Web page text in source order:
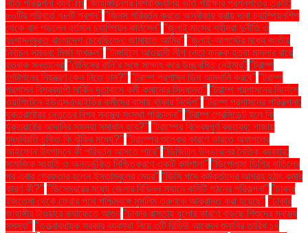
নীতি পরিকল্পনা ব্যর্থ"m "জাহাঙ্গীরনগর বিশ্ববিদ্যালয় ভর্তি পরীক্ষার প্রশ্নপত্রে ত্রুটি:
৮০টির পরিবর্তে ৭৮টি প্রশ্ন" "জিনস পরিবর্তন করতে অস্বীকার করায় দাবা চ্যাম্পিয়নশিপ
থেকে বাদ পড়লেন বর্তমান চ্যাম্পিয়ন কার্লসেন" "জুলাই মাসের শহীদরা দুর্নীতি ও
দুঃশাসনমুক্ত বাংলাদেশ চেয়েছিলেন: জামায়াত আমির" "জুলাই-আগস্টের মধ্যে জাতীয়
নির্বাচন সম্ভব: মির্জা ফখরুল" "টাঙ্গাইলে আওয়ামী লীগ নেতা ফারুক হত্যা মামলার রায়ে
হতবাক সন্তানেরা "টেনিসের রানি’র সঙ্গে সাক্ষাৎ করে উচ্ছ্বসিত নেইমার" "ট্রাম্প
পেন্টাগনের নিয়ন্ত্রণ কেন নিতে চান?" "ট্রাম্প প্রশাসন ডিম আমদানি করবে" "ট্রাম্প
প্রশাসন বিশ্বব্যাপী মার্কিন দূতাবাসে কর্মী কমানোর সিদ্ধান্ত" "ট্রাম্প প্রশাসনের নির্দেশে
ওয়াশিংটনে ইউএসএআইডির কর্মীদের বাসায় থাকার নির্দেশ" "ট্রাম্প প্রশাসনের পরিকল্পনা:
যুক্তরাষ্ট্রের নেতৃত্বে বিশ্ব স্বাস্থ্য সংস্থা পরিচালনা" "ট্রাম্প প্রেসিডেন্ট হলে কি
যুক্তরাষ্ট্রে আদানির সমস্যা সমাধান হবে?" "ট্রাম্পের বিদ্বেষপূর্ণ বক্তব্য: গাজায়
যুদ্ধবিরতি চুক্তি কি ঝুঁকির মধ্যে?" "ট্রাম্পের শুল্কের কারণে ভারতে অ্যাপলের
আইফোন উৎপাদনে কী পরিবর্তন আসতে পারে" "ডিজিটাল উদ্ভাবনের নৈতিক ব্যবহার:
সামাজিক সংহতি ও অন্তর্ভুক্তি নিশ্চিতকরণে একটি কর্মশালা" "ডিপ্লোমা ডিগ্রি বাতিলের
পর এবার গ্রেফতার হলেন ইস্তাম্বুলের মেয়র" "ডিসি পদে কর্মকর্তাদের আগ্রহ হঠাৎ কমার
কারণ কী?" "ডিসেম্বরের মধ্যে জেলার বিভিন্ন স্থানে কমিটি গঠনের পরিকল্পনা" "ঢাকার
ইজতেমা থেকে ফেরার পথে পশ্চিমবঙ্গে মুসলিম তরুণকে আক্রান্ত করা হয়েছে" "ঢাকার
জাহাঙ্গীর টাওয়ারে ক্যাফেতে আগুন "ঢাকার রাস্তায় ধুলোর কারণে বাড়ছে শিশুদের স্বাস্থ্য
সমস্যা" "তত্ত্বাবধায়ক সরকার ব্যবস্থা নিয়ে ৩টি রিভিউ আবেদন শুনানির তারিখ ১৭